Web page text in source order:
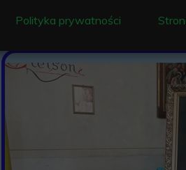
Polityka prywatności